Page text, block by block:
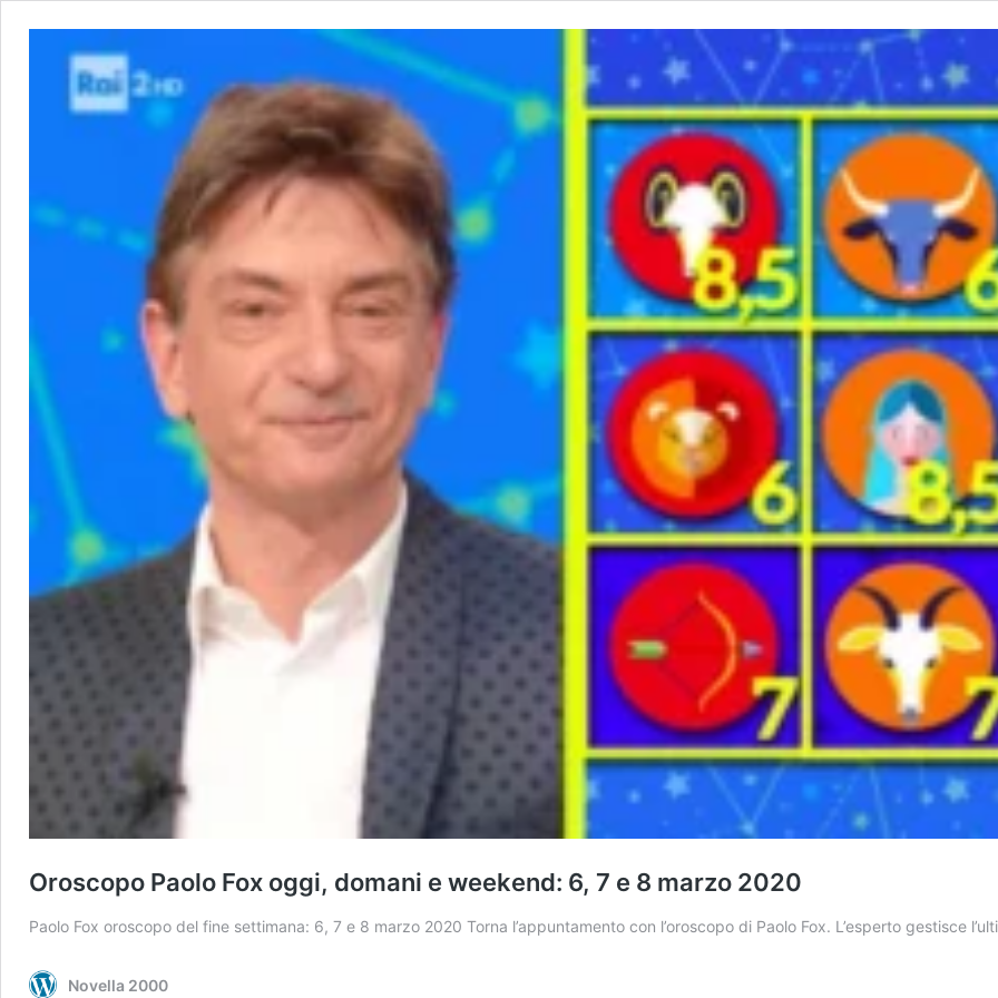
Oroscopo Paolo Fox oggi, domani e weekend: 6, 7 e 8 marzo 2020
Paolo Fox oroscopo del fine settimana: 6, 7 e 8 marzo 2020 Torna l’appuntamento con l’oroscopo di Paolo Fox. L’esperto gestisce
Novella 2000